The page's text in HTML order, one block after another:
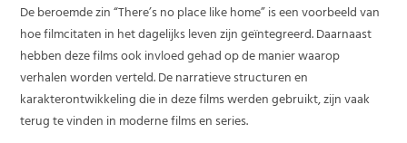
De beroemde zin “There’s no place like home” is een voorbeeld van
hoe filmcitaten in het dagelijks leven zijn geïntegreerd. Daarnaast
hebben deze films ook invloed gehad op de manier waarop
verhalen worden verteld. De narratieve structuren en
karakterontwikkeling die in deze films werden gebruikt, zijn vaak
terug te vinden in moderne films en series.